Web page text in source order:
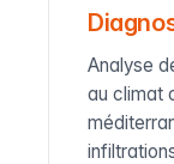
Analyse
au climat